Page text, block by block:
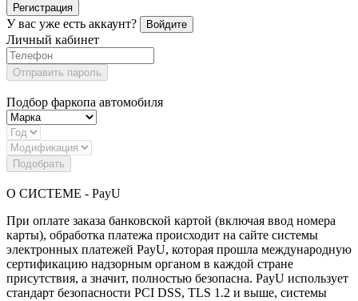
Регистрация
У вас уже есть аккаунт? Войдите
Личный кабинет
Отправить пароль
Подбор фаркопа автомобиля
Подобрать
О СИСТЕМЕ - PayU
При оплате заказа банковской картой (включая ввод номера
карты), обработка платежа происходит на сайте системы
электронных платежей PayU, которая прошла международную
сертификацию надзорным органом в каждой стране
присутствия, а значит, полностью безопасна. PayU использует
стандарт безопасности PCI DSS, TLS 1.2 и выше, системы